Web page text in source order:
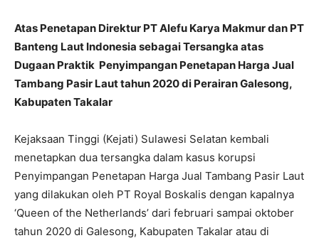
Atas Penetapan Direktur PT Alefu Karya Makmur dan PT
Banteng Laut Indonesia sebagai Tersangka atas
Dugaan Praktik Penyimpangan Penetapan Harga Jual
Tambang Pasir Laut tahun 2020 di Perairan Galesong,
Kabupaten Takalar
Kejaksaan Tinggi (Kejati) Sulawesi Selatan kembali
menetapkan dua tersangka dalam kasus korupsi
Penyimpangan Penetapan Harga Jual Tambang Pasir Laut
yang dilakukan oleh PT Royal Boskalis dengan kapalnya
‘Queen of the Netherlands’ dari februari sampai oktober
tahun 2020 di Galesong, Kabupaten Takalar atau di